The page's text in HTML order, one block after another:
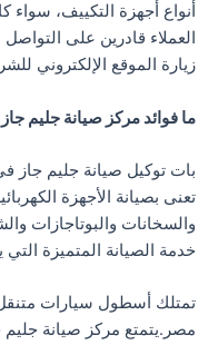
أنواع أجهزة التكييف،
العملاء قادرين على
زيارة الموقع الإلكتروني
ما فوائد مركز صيانة جليم
بات توكيل صيانة جليم جاز
تعنى بصيانة الأجهزة
والسخانات والبوتاجازات
خدمة الصيانة المتميزة التي
تمتلك أسطول سيارات
مصر.يتمتع مركز صيانة